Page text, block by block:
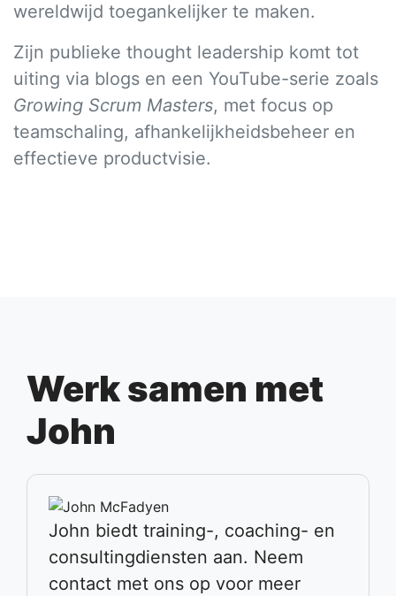
wereldwijd toegankelijker te maken.
Zijn publieke thought leadership komt tot
uiting via blogs en een YouTube-serie zoals
Growing Scrum Masters, met focus op
teamschaling, afhankelijkheidsbeheer en
effectieve productvisie.
Werk samen met
John
John biedt training-, coaching- en
consultingdiensten aan. Neem
contact met ons op voor meer